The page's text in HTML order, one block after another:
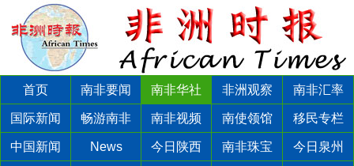
首页 南非要闻 南非华社 非洲观察 南非汇率
国际新闻 畅游南非 南非视频 南使领馆 移民专栏
中国新闻 News 今日陕西 南非珠宝 今日泉州